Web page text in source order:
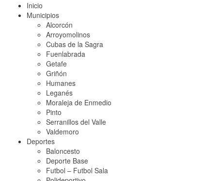
Inicio
Municipios
Alcorcón
Arroyomolinos
Cubas de la Sagra
Fuenlabrada
Getafe
Griñón
Humanes
Leganés
Moraleja de Enmedio
Pinto
Serranillos del Valle
Valdemoro
Deportes
Baloncesto
Deporte Base
Futbol – Futbol Sala